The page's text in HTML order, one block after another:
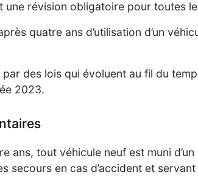
une révision obligatoire pour toutes
quatre ans d’utilisation d’un
des lois qui évoluent au fil du
2023.
ans, tout véhicule neuf est muni d’un
secours en cas d’accident et